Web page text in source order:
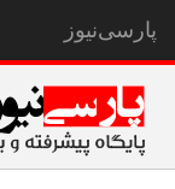
پارسی‌نیوز